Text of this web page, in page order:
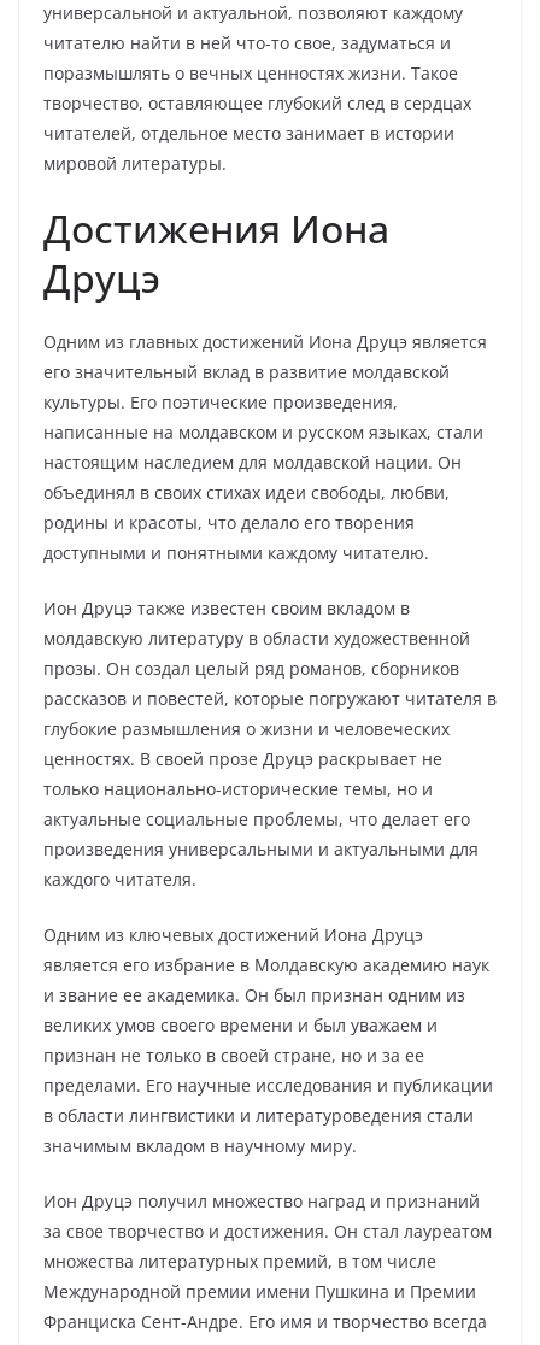
универсальной и актуальной, позволяют каждому
читателю найти в ней что-то свое, задуматься и
поразмышлять о вечных ценностях жизни. Такое
творчество, оставляющее глубокий след в сердцах
читателей, отдельное место занимает в истории
мировой литературы.
Достижения Иона
Друцэ
Одним из главных достижений Иона Друцэ является
его значительный вклад в развитие молдавской
культуры. Его поэтические произведения,
написанные на молдавском и русском языках, стали
настоящим наследием для молдавской нации. Он
объединял в своих стихах идеи свободы, любви,
родины и красоты, что делало его творения
доступными и понятными каждому читателю.
Ион Друцэ также известен своим вкладом в
молдавскую литературу в области художественной
прозы. Он создал целый ряд романов, сборников
рассказов и повестей, которые погружают читателя в
глубокие размышления о жизни и человеческих
ценностях. В своей прозе Друцэ раскрывает не
только национально-исторические темы, но и
актуальные социальные проблемы, что делает его
произведения универсальными и актуальными для
каждого читателя.
Одним из ключевых достижений Иона Друцэ
является его избрание в Молдавскую академию наук
и звание ее академика. Он был признан одним из
великих умов своего времени и был уважаем и
признан не только в своей стране, но и за ее
пределами. Его научные исследования и публикации
в области лингвистики и литературоведения стали
значимым вкладом в научному миру.
Ион Друцэ получил множество наград и признаний
за свое творчество и достижения. Он стал лауреатом
множества литературных премий, в том числе
Международной премии имени Пушкина и Премии
Франциска Сент-Андре. Его имя и творчество всегда